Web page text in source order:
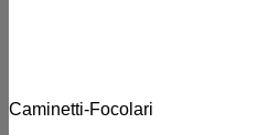
Caminetti-Focolari